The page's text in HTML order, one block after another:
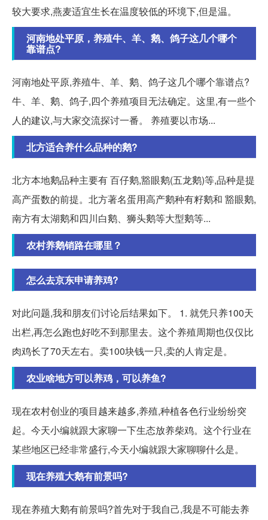
较大要求,燕麦适宜生长在温度较低的环境下,但是温。
河南地处平原，养殖牛、羊、鹅、鸽子这几个哪个
靠谱点?
河南地处平原,养殖牛、羊、鹅、鸽子这几个哪个靠谱点?
牛、羊、鹅、鸽子,四个养殖项目无法确定。这里,有一些个
人的建议,与大家交流探讨一番。 养殖要以市场...
北方适合养什么品种的鹅?
北方本地鹅品种主要有 百仔鹅,豁眼鹅(五龙鹅)等,品种是提
高产蛋数的前提。北方著名蛋用高产鹅种有籽鹅和 豁眼鹅,
南方有太湖鹅和四川白鹅、狮头鹅等大型鹅等...
农村养鹅销路在哪里？
怎么去京东申请养鸡?
对此问题,我和朋友们讨论后结果如下。 1. 就凭只养100天
出栏,再怎么跑也好吃不到那里去。这个养殖周期也仅仅比
肉鸡长了70天左右。卖100块钱一只,卖的人肯定是。
农业啥地方可以养鸡，可以养鱼?
现在农村创业的项目越来越多,养殖,种植各色行业纷纷突
起。今天小编就跟大家聊一下生态放养柴鸡。这个行业在
某些地区已经非常盛行,今天小编就跟大家聊聊什么是。
现在养殖大鹅有前景吗?
现在养殖大鹅有前景吗?首先对于我自己,我是不可能去养